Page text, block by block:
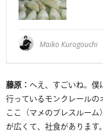
藤原： へえ、すごいね。
行っているモンクレール
ここ（マメのプレスルー
が広くて、社食があります。